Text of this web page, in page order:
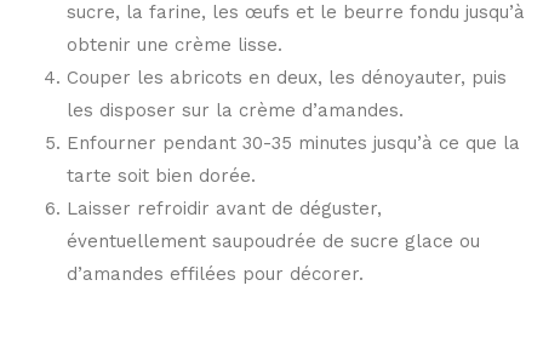
sucre, la farine, les œufs et le beurre fondu jusqu’à
obtenir une crème lisse.
Couper les abricots en deux, les dénoyauter, puis
les disposer sur la crème d’amandes.
Enfourner pendant 30-35 minutes jusqu’à ce que la
tarte soit bien dorée.
Laisser refroidir avant de déguster,
éventuellement saupoudrée de sucre glace ou
d’amandes effilées pour décorer.